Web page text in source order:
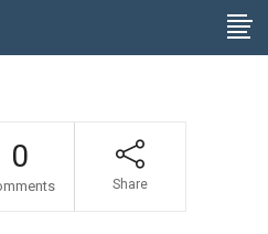
0
Share